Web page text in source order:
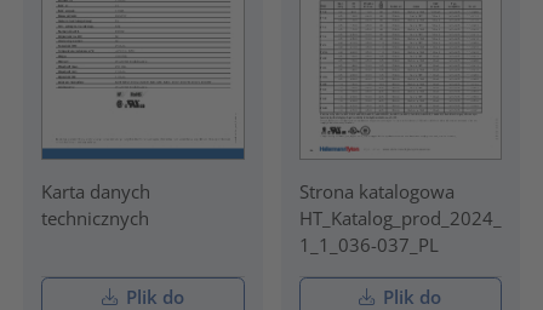
Karta danych
technicznych
Plik do
Strona katalogowa
HT_Katalog_prod_2024_
1_1_036-037_PL
Plik do